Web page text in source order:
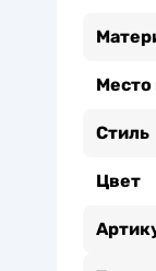
Место
Стиль
Цвет